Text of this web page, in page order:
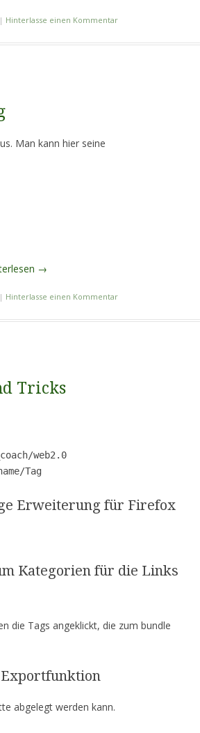
| Hinterlasse einen Kommentar
Man kann hier seine
→
| Hinterlasse einen Kommentar
Tricks
web2.0
Tag
Erweiterung für Firefox
Kategorien für die Links
die Tags angeklickt, die zum bundle
Exportfunktion
abgelegt werden kann.